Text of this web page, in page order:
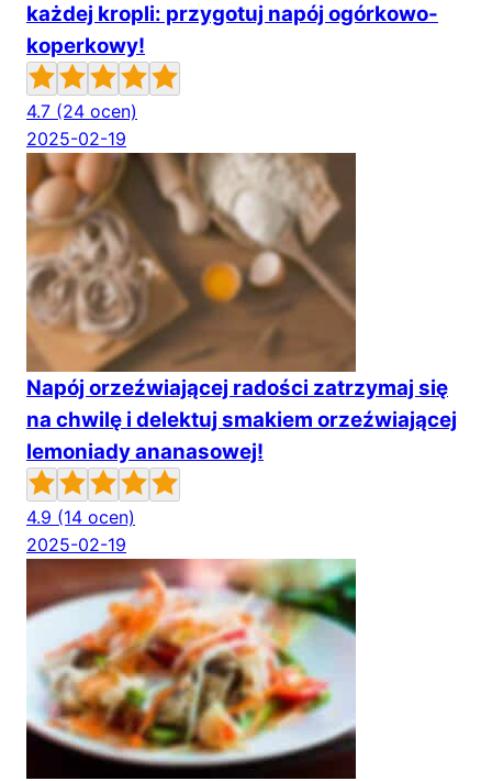
każdej kropli: przygotuj napój ogórkowo-
koperkowy!
4.7 (24 ocen)
2025-02-19
Napój orzeźwiającej radości zatrzymaj się
na chwilę i delektuj smakiem orzeźwiającej
lemoniady ananasowej!
4.9 (14 ocen)
2025-02-19